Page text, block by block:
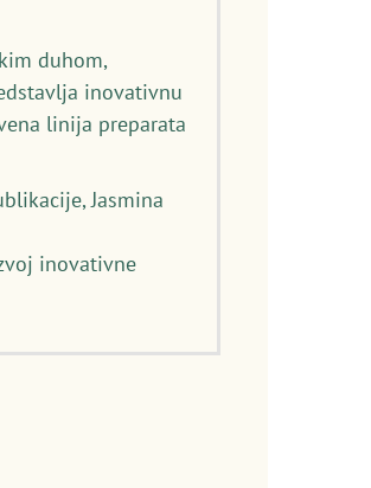
duhom,
inovativnu
linija preparata
Jasmina
inovativne